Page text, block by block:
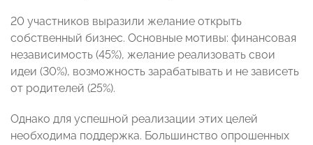
20 участников выразили желание открыть
собственный бизнес. Основные мотивы: финансовая
независимость (45%), желание реализовать свои
идеи (30%), возможность зарабатывать и не зависеть
от родителей (25%).
Однако для успешной реализации этих целей
необходима поддержка. Большинство опрошенных